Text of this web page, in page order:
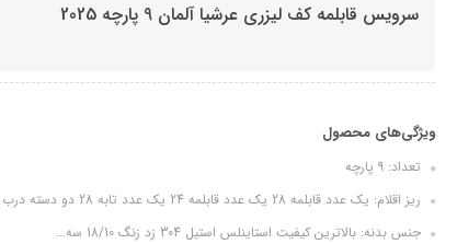
سرویس قابلمه کف لیزری عرشیا آلمان 9 پارچه 2025
ویژگی‌های محصول
تعداد: 9 پارچه
ریز اقلام: یک عدد قابلمه 28 یک عدد قابلمه 24 یک عدد تابه 28 دو دسته درب دار یک عدد تابه 28 تک دسته بدون درب یک عدد تابه ووک 30
جنس بدنه: بالاترین کیفیت استاینلس استیل 304 زد زنگ 18/10 سه...